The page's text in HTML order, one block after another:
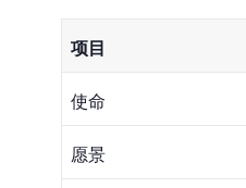
项目
使命
愿景